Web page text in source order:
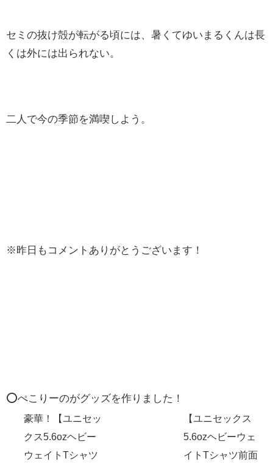
セミの抜け殻が転がる頃には、暑くてゆいまるくんは長
くは外には出られない。
二人で今の季節を満喫しよう。
※昨日もコメントありがとうございます！
⭕️ぺこりーのがグッズを作りました！
豪華！【ユニセッ
クス5.6ozヘビー
ウェイトTシャツ
【ユニセックス
5.6ozヘビーウェ
イトTシャツ前面